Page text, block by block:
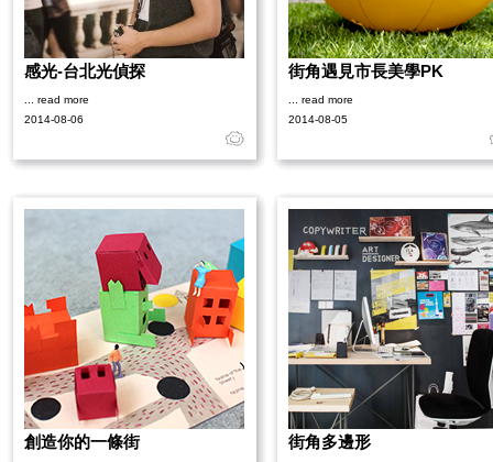
感光-台北光偵探
... read more
2014-08-06
街角遇見市長美學PK
... read more
2014-08-05
創造你的一條街 街角多邊形